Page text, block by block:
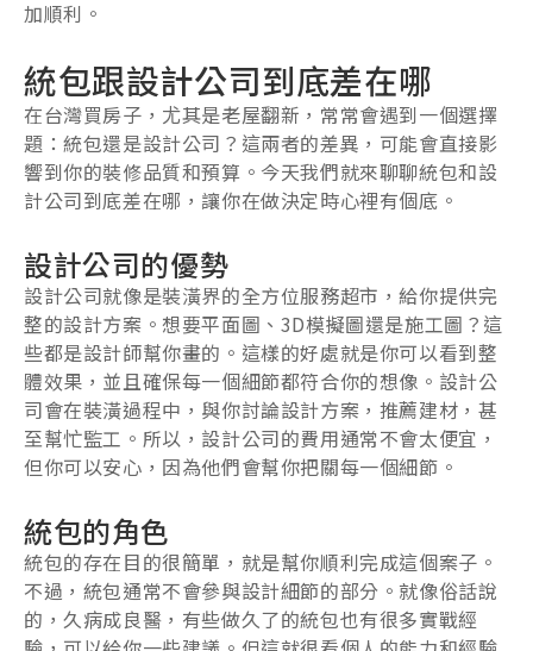
加順利。
統包跟設計公司到底差在哪
在台灣買房子，尤其是老屋翻新，常常會遇到一個選擇
題：統包還是設計公司？這兩者的差異，可能會直接影
響到你的裝修品質和預算。今天我們就來聊聊統包和設
計公司到底差在哪，讓你在做決定時心裡有個底。
設計公司的優勢
設計公司就像是裝潢界的全方位服務超市，給你提供完
整的設計方案。想要平面圖、3D模擬圖還是施工圖？這
些都是設計師幫你畫的。這樣的好處就是你可以看到整
體效果，並且確保每一個細節都符合你的想像。設計公
司會在裝潢過程中，與你討論設計方案，推薦建材，甚
至幫忙監工。所以，設計公司的費用通常不會太便宜，
但你可以安心，因為他們會幫你把關每一個細節。
統包的角色
統包的存在目的很簡單，就是幫你順利完成這個案子。
不過，統包通常不會參與設計細節的部分。就像俗話說
的，久病成良醫，有些做久了的統包也有很多實戰經